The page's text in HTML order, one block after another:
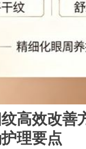
高效改善
理要点